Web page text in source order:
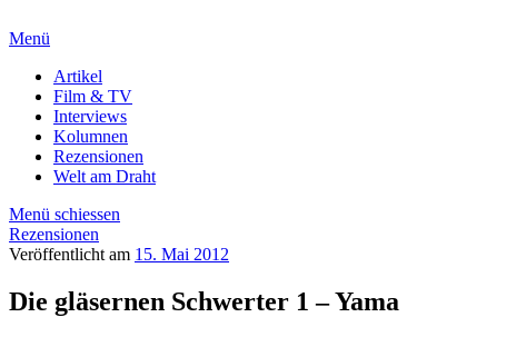
Menü
Artikel
Film & TV
Interviews
Kolumnen
Rezensionen
Welt am Draht
Menü schiessen
Rezensionen
Veröffentlicht am 15. Mai 2012
Die gläsernen Schwerter 1 – Yama